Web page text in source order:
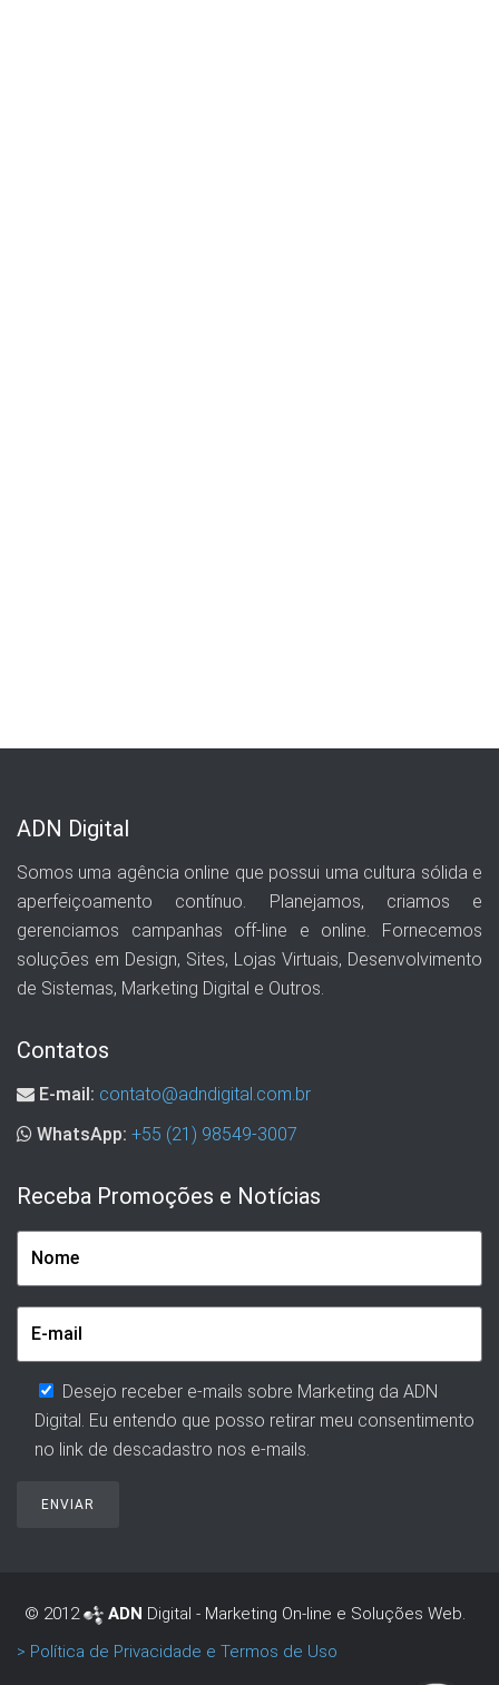
ADN Digital
Somos uma agência online que possui uma cultura sólida e
aperfeiçoamento contínuo. Planejamos, criamos e
gerenciamos campanhas off-line e online. Fornecemos
soluções em Design, Sites, Lojas Virtuais, Desenvolvimento
de Sistemas, Marketing Digital e Outros.
Contatos
E-mail: contato@adndigital.com.br
WhatsApp: +55 (21) 98549-3007
Receba Promoções e Notícias
Desejo receber e-mails sobre Marketing da ADN
Digital. Eu entendo que posso retirar meu consentimento
no link de descadastro nos e-mails.
© 2012 ADN Digital - Marketing On-line e Soluções Web.
> Política de Privacidade e Termos de Uso